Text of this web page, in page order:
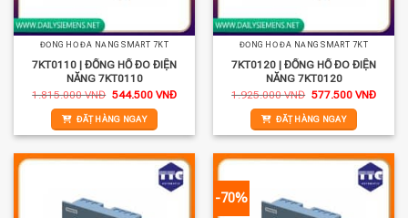
ĐỒNG HỒ ĐA NĂNG SMART 7KT
7KT0110 | ĐỒNG HỒ ĐO ĐIỆN
NĂNG 7KT0110
1.815.000VNĐ Giá
là:
1.815.000 VNĐ.
544.500 VNĐGiá
544.500 VNĐ.
ĐẶT HÀNG NGAY
ĐỒNG HỒ ĐA NĂNG SMART 7KT
7KT0120 | ĐỒNG HỒ ĐO ĐIỆN
NĂNG 7KT0120
1.925.000VNĐ Giá
là:
1.925.000 VNĐ.
577.500 VNĐGiá
ĐẶT HÀNG NGAY
-70%